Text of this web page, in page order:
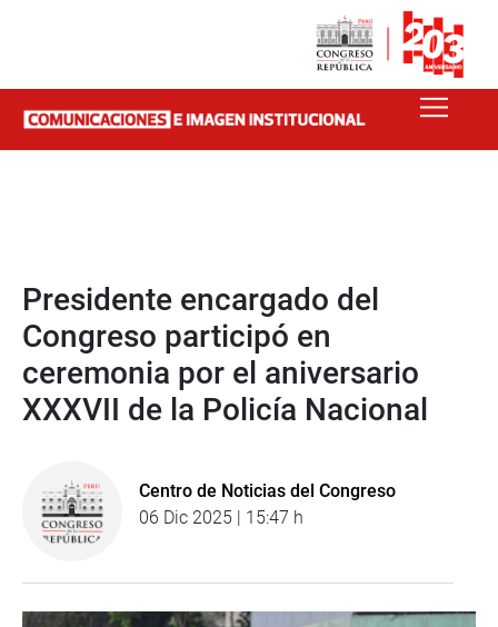
Presidente encargado del
Congreso participó en
ceremonia por el aniversario
XXXVII de la Policía Nacional
Centro de Noticias del Congreso
06 Dic 2025 | 15:47 h